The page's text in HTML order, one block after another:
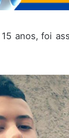
anos, foi